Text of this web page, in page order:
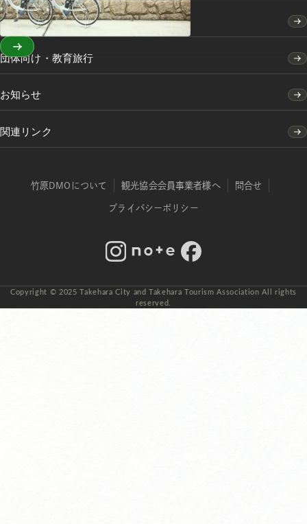
竹原市の移住・定住のご案内
団体向け・教育旅行
お知らせ
関連リンク
竹原DMOについて 観光協会会員事業者様へ 問合せ
プライバシーポリシー
Instagram
note Facebook
Copyright © 2025 Takehara City and Takehara Tourism Association All rights
reserved.